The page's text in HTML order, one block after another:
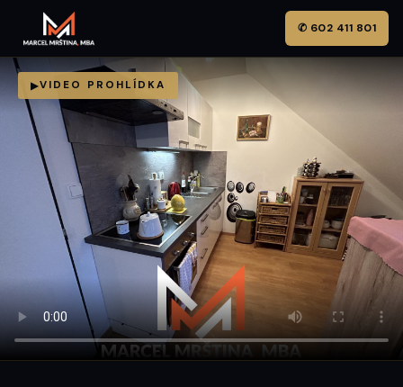
✆ 602 411 801
VIDEO PROHLÍDKA